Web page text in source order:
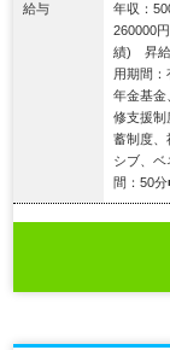
給与
年収：
260000
績) 昇給
用期間
年金基金
修支援
蓄制度、
シブ、
間：50分